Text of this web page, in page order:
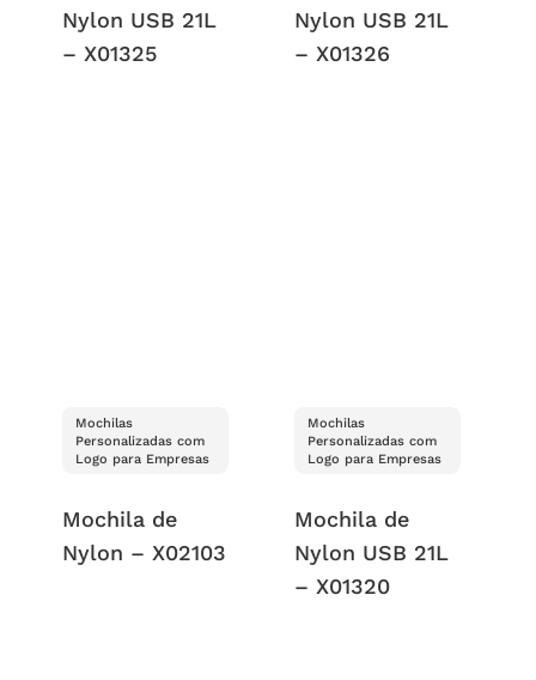
Nylon USB 21L
– X01325
Nylon USB 21L
– X01326
Mochilas
Personalizadas com
Logo para Empresas
Mochila de
Nylon – X02103
Mochilas
Personalizadas com
Logo para Empresas
Mochila de
Nylon USB 21L
– X01320